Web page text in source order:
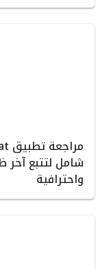
شامل لتتبع
واحترافية